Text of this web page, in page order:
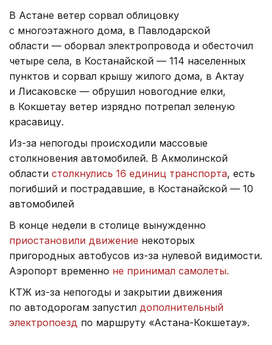
В Астане ветер сорвал облицовку
с многоэтажного дома, в Павлодарской
области — оборвал электропровода и обесточил
четыре села, в Костанайской — 114 населенных
пунктов и сорвал крышу жилого дома, в Актау
и Лисаковске — обрушил новогодние елки,
в Кокшетау ветер изрядно потрепал зеленую
красавицу.
Из-за непогоды происходили массовые
столкновения автомобилей. В Акмолинской
области столкнулись 16 единиц транспорта, есть
погибший и пострадавшие, в Костанайской — 10
автомобилей
В конце недели в столице вынужденно
приостановили движение некоторых
пригородных автобусов из-за нулевой видимости.
Аэропорт временно не принимал самолеты.
КТЖ из-за непогоды и закрытии движения
по автодорогам запустил дополнительный
электропоезд по маршруту «Астана-Кокшетау».